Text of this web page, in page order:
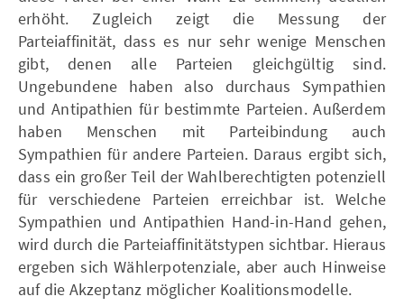
erhöht. Zugleich zeigt die Messung der
Parteiaffinität, dass es nur sehr wenige Menschen
gibt, denen alle Parteien gleichgültig sind.
Ungebundene haben also durchaus Sympathien
und Antipathien für bestimmte Parteien. Außerdem
haben Menschen mit Parteibindung auch
Sympathien für andere Parteien. Daraus ergibt sich,
dass ein großer Teil der Wahlberechtigten potenziell
für verschiedene Parteien erreichbar ist. Welche
Sympathien und Antipathien Hand-in-Hand gehen,
wird durch die Parteiaffinitätstypen sichtbar. Hieraus
ergeben sich Wählerpotenziale, aber auch Hinweise
auf die Akzeptanz möglicher Koalitionsmodelle.